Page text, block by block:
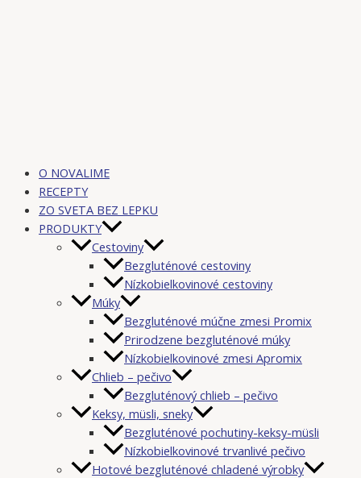
O NOVALIME
RECEPTY
ZO SVETA BEZ LEPKU
PRODUKTY
Cestoviny
Bezgluténové cestoviny
Nízkobielkovinové cestoviny
Múky
Bezgluténové múčne zmesi Promix
Prirodzene bezgluténové múky
Nízkobielkovinové zmesi Apromix
Chlieb – pečivo
Bezgluténový chlieb – pečivo
Keksy, müsli, sneky
Bezgluténové pochutiny-keksy-müsli
Nízkobielkovinové trvanlivé pečivo
Hotové bezgluténové chladené výrobky